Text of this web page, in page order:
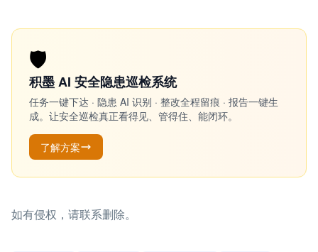
🛡️
积墨 AI 安全隐患巡检系统
任务一键下达 · 隐患 AI 识别 · 整改全程留痕 · 报告一键生
成。让安全巡检真正看得见、管得住、能闭环。
了解方案
如有侵权，请联系删除。